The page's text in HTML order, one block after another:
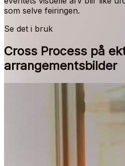
som selve feiringen.
Se det i bruk
Cross Process på
arrangementsbilder